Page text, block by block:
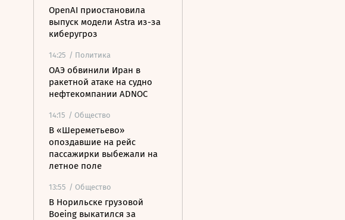
OpenAI приостановила
выпуск модели Astra из-за
киберугроз
14:25 / Политика
ОАЭ обвинили Иран в
ракетной атаке на судно
нефтекомпании ADNOC
14:15 / Общество
В «Шереметьево»
опоздавшие на рейс
пассажирки выбежали на
летное поле
13:55 / Общество
В Норильске грузовой
Boeing выкатился за